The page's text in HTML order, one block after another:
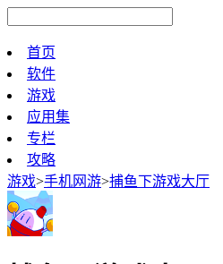
首页
软件
游戏
应用集
专栏
攻略
游戏>手机网游>捕鱼下游戏大厅